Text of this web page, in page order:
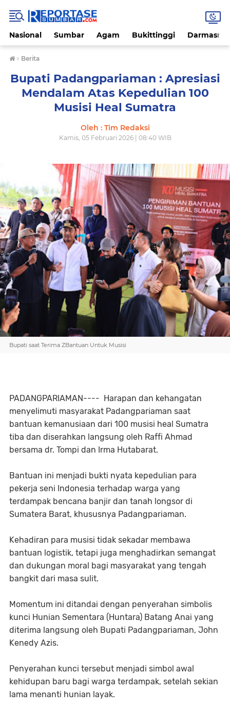
Nasional Sumbar Agam Bukittinggi
› Berita
Bupati Padangpariaman : Apresiasi
Mendalam Atas Kepedulian 100
Musisi Heal Sumatra
Oleh : Tim Redaksi
Kamis, 05 Februari 2026 | 08:40 WIB
Bupati saat Terima ZBantuan Untuk Musisi
PADANGPARIAMAN---- Harapan dan kehangatan
menyelimuti masyarakat Padangpariaman saat
bantuan kemanusiaan dari 100 musisi heal Sumatra
tiba dan diserahkan langsung oleh Raffi Ahmad
bersama dr. Tompi dan Irma Hutabarat.
Bantuan ini menjadi bukti nyata kepedulian para
pekerja seni Indonesia terhadap warga yang
terdampak bencana banjir dan tanah longsor di
Sumatera Barat, khususnya Padangpariaman.
Kehadiran para musisi tidak sekadar membawa
bantuan logistik, tetapi juga menghadirkan semangat
dan dukungan moral bagi masyarakat yang tengah
bangkit dari masa sulit.
Momentum ini ditandai dengan penyerahan simbolis
kunci Hunian Sementara (Huntara) Batang Anai yang
diterima langsung oleh Bupati Padangpariaman, John
Kenedy Azis.
Penyerahan kunci tersebut menjadi simbol awal
kehidupan baru bagi warga terdampak, setelah sekian
lama menanti hunian layak.